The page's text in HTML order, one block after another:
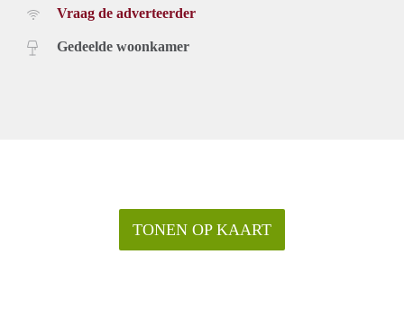
Vraag de adverteerder
Gedeelde woonkamer
TONEN OP KAART